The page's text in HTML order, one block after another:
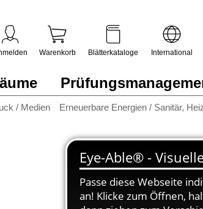
/ Medien Erneuerbare Energien / Sanitär,
Warenkorb Blätterkataloge International